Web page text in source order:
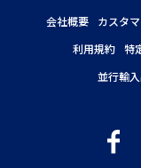
会社概要 カスタ
利用規約 特
並行輸